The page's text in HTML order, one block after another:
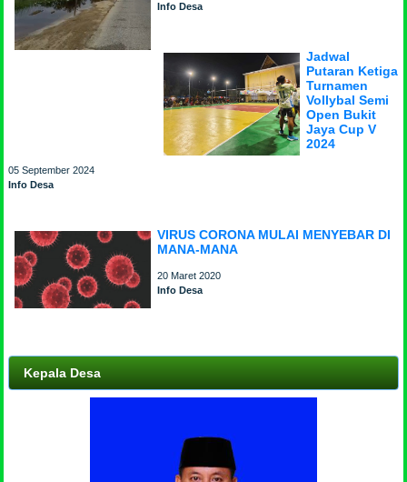
Info Desa
Jadwal
Putaran Ketiga
Turnamen
Vollybal Semi
Open Bukit
Jaya Cup V
2024
05 September 2024
Info Desa
VIRUS CORONA MULAI MENYEBAR DI
MANA-MANA
20 Maret 2020
Info Desa
Kepala Desa